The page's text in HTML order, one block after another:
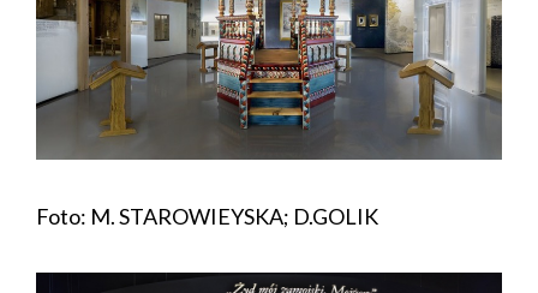
Foto: M. STAROWIEYSKA; D.GOLIK